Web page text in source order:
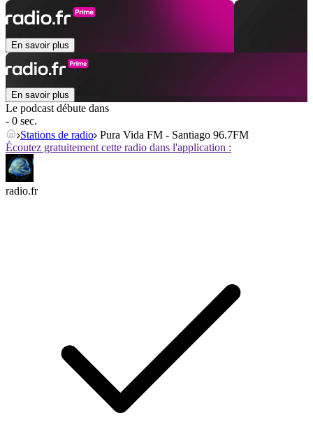
En savoir plus
En savoir plus
Le podcast débute dans
- 0 sec.
Stations de radio Pura Vida FM - Santiago 96.7FM
Écoutez gratuitement cette radio dans l'application :
radio.fr